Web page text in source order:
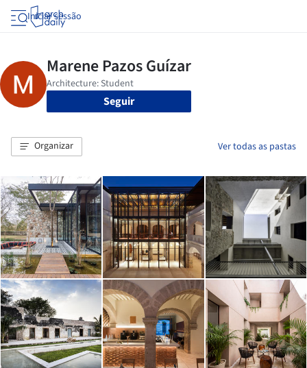
Iniciar sessão
Seguir
Organizar Ver todas as pastas